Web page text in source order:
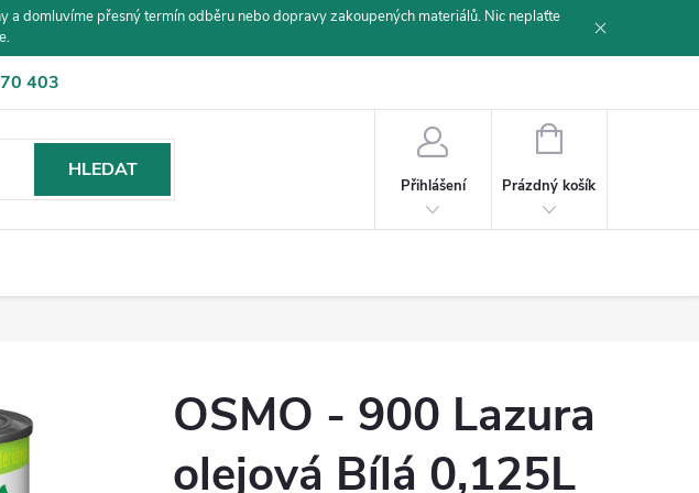
a domluvíme přesný termín odběru nebo dopravy zakoupených materiálů. Nic neplaťte
403
HLEDAT
Přihlášení
NÁKUPNÍ
Prázdný košík
OSMO - 900 Lazura
olejová Bílá 0,125L